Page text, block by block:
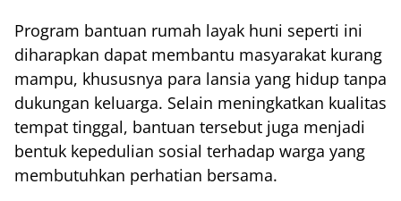
Program bantuan rumah layak huni seperti ini
diharapkan dapat membantu masyarakat kurang
mampu, khususnya para lansia yang hidup tanpa
dukungan keluarga. Selain meningkatkan kualitas
tempat tinggal, bantuan tersebut juga menjadi
bentuk kepedulian sosial terhadap warga yang
membutuhkan perhatian bersama.